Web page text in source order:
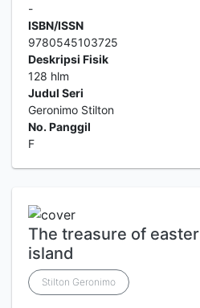
-
ISBN/ISSN
9780545103725
Deskripsi Fisik
128 hlm
Judul Seri
Geronimo Stilton
No. Panggil
F
The treasure of easter
island
Stilton Geronimo